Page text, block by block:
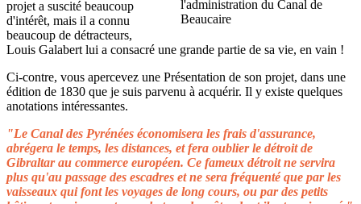
projet a suscité beaucoup
d'intérêt, mais il a connu
beaucoup de détracteurs,
Louis Galabert lui a consacré une grande partie de sa vie, en vain !
Ci-contre, vous apercevez une Présentation de son projet, dans une
édition de 1830 que je suis parvenu à acquérir. Il y existe quelques
anotations intéressantes.
"Le Canal des Pyrénées économisera les frais d'assurance,
abrégera le temps, les distances, et fera oublier le détroit de
Gibraltar au commerce européen. Ce fameux détroit ne servira
plus qu'au passage des escadres et ne sera fréquenté que par les
vaisseaux qui font les voyages de long cours, ou par des petits